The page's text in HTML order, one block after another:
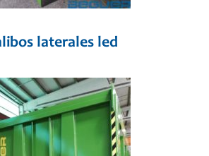
laterales led